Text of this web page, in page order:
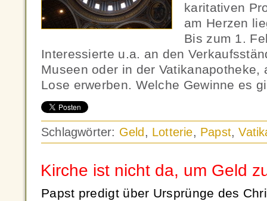
karitativen
am Herzen
Bis zum 1.
Interessierte u.a. an den
Museen oder in der Vatikanapotheke,
Lose erwerben. Welche Gewinne es
Schlagwörter: Geld , Lotterie, Papst,
Kirche ist nicht da, um Geld
Papst predigt über Ursprünge des